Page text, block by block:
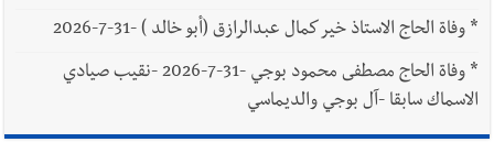
*وفاة الحاج الاستاذ خير كمال عبدالرازق (أبو خالد ) -31-7-2026
*
وفاة الحاج مصطفى محمود بوجي -31-7-2026 -نقيب صيادي
الاسماك سابقا -آل بوجي والديماسي